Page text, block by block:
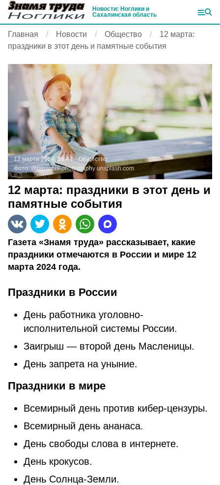
Новости: Ноглики и
Сахалинская область
Главная Новости Общество
12 марта:
праздники в этот день и памятные события
12 марта 2024, 09:44
Общество
Фото:@benwhitephotography unsplash.com
12 марта: праздники в этот день и
памятные события
Газета «Знамя труда» рассказывает, какие
праздники отмечаются в России и мире 12
марта 2024 года.
Праздники в России
День работника уголовно-
исполнительной системы России.
Заигрыш — второй день Масленицы.
День запрета на уныние.
Праздники в мире
Всемирный день против кибер-цензуры.
Всемирный день ананаса.
День свободы слова в интернете.
День крокусов.
День Солнца-Земли.